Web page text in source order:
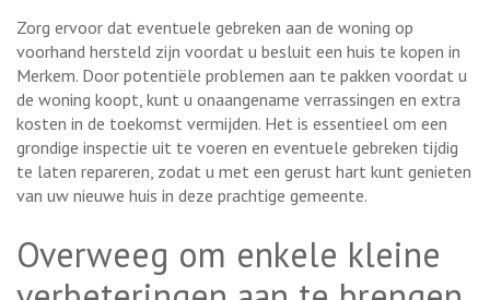
Zorg ervoor dat eventuele gebreken aan de woning op
voorhand hersteld zijn voordat u besluit een huis te kopen in
Merkem. Door potentiële problemen aan te pakken voordat u
de woning koopt, kunt u onaangename verrassingen en extra
kosten in de toekomst vermijden. Het is essentieel om een
grondige inspectie uit te voeren en eventuele gebreken tijdig
te laten repareren, zodat u met een gerust hart kunt genieten
van uw nieuwe huis in deze prachtige gemeente.
Overweeg om enkele kleine